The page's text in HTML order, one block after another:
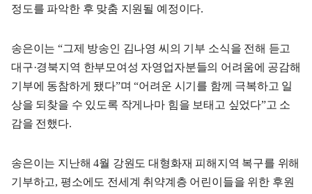
정도를 파악한 후 맞춤 지원될 예정이다.
송은이는 “그제 방송인 김나영 씨의 기부 소식을 전해 듣고
대구·경북지역 한부모여성 자영업자분들의 어려움에 공감해
기부에 동참하게 됐다”며 “어려운 시기를 함께 극복하고 일
상을 되찾을 수 있도록 작게나마 힘을 보태고 싶었다”고 소
감을 전했다.
송은이는 지난해 4월 강원도 대형화재 피해지역 복구를 위해
기부하고, 평소에도 전세계 취약계층 어린이들을 위한 후원